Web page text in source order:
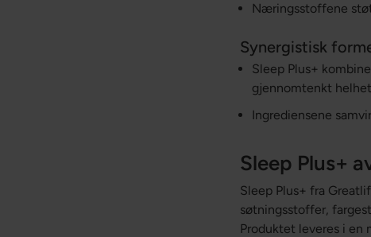
Næringsstoffene
Synergistisk
Sleep Plus+
gjennomtenkt
Ingrediensene
Sleep Plus+
Sleep Plus+ fra
søtningsstoffer,
Produktet leveres i en